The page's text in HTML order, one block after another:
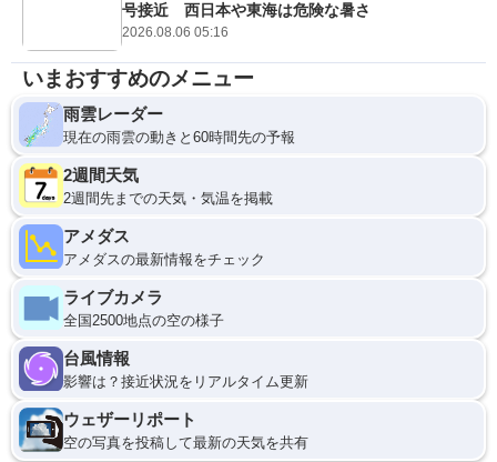
号接近 西日本や東海は危険な暑さ
2026.08.06 05:16
いまおすすめのメニュー
雨雲レーダー
現在の雨雲の動きと60時間先の予報
2週間天気
2週間先までの天気・気温を掲載
アメダス
アメダスの最新情報をチェック
ライブカメラ
全国2500地点の空の様子
台風情報
影響は？接近状況をリアルタイム更新
ウェザーリポート
空の写真を投稿して最新の天気を共有